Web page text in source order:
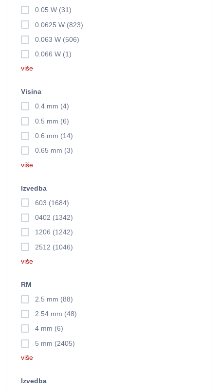
0.05 W (31)
0.0625 W (823)
0.063 W (506)
0.066 W (1)
više
Visina
0.4 mm (4)
0.5 mm (6)
0.6 mm (14)
0.65 mm (3)
više
Izvedba
603 (1684)
0402 (1342)
1206 (1242)
2512 (1046)
više
RM
2.5 mm (88)
2.54 mm (48)
4 mm (6)
5 mm (2405)
više
Izvedba